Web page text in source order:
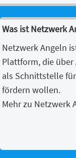
Was ist Netzwerk
Netzwerk Angeln
Plattform, die
als Schnittstelle
fördern wollen.
Mehr zu Netzwerk